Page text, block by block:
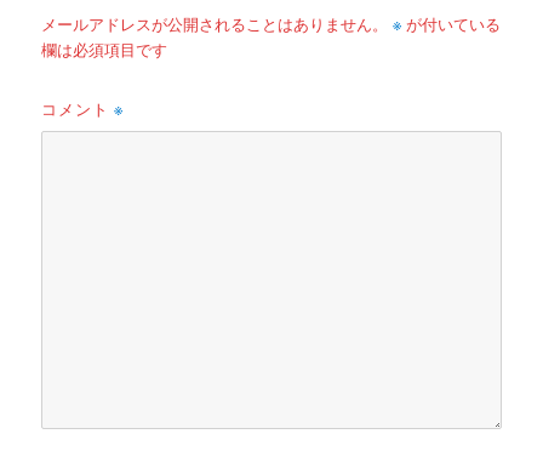
メールアドレスが公開されることはありません。 ※ が付いている
欄は必須項目です
コメント※